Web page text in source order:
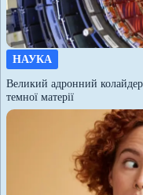
НАУКА
Великий адронний
темної матерії